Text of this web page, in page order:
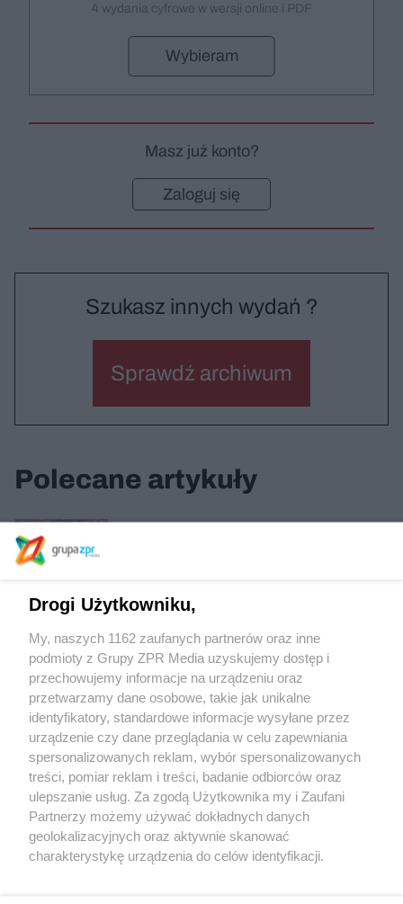
4 wydania cyfrowe w wersji online i PDF
Wybieram
Masz już konto?
Zaloguj się
Szukasz innych wydań ?
Sprawdź archiwum
Polecane artykuły
Apartamenty Marina III we Wrocławiu
Mood for Wood – relacja z międzynarodowych
Architektura demokracji. Demokracja
architektury – o koncepcji budynku Komisji
Sejmowych Bolesław Stelmach
Żaden utwór zamieszczony w serwisie nie może być powielany i
rozpowszechniany lub dalej rozpowszechniany w jakikolwiek sposób (w tym
Drogi Użytkowniku,
My, naszych 1162 zaufanych partnerów oraz inne
podmioty z Grupy ZPR Media uzyskujemy dostęp i
przechowujemy informacje na urządzeniu oraz
przetwarzamy dane osobowe, takie jak unikalne
identyfikatory, standardowe informacje wysyłane przez
urządzenie czy dane przeglądania w celu zapewniania
spersonalizowanych reklam, wybór spersonalizowanych
treści, pomiar reklam i treści, badanie odbiorców oraz
ulepszanie usług. Za zgodą Użytkownika my i Zaufani
Partnerzy możemy używać dokładnych danych
geolokalizacyjnych oraz aktywnie skanować
charakterystykę urządzenia do celów identyfikacji.